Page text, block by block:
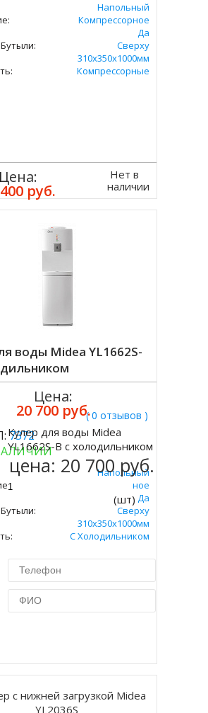
Напольный
Компрессорное
Да
Сверху
310х350х1000мм
Компрессорные
Цена:
руб.
Нет в
наличии
воды Midea YL1662S-
( 0 отзывов )
7372
Напольный
Компрессорное
Да
Сверху
310х350х1000мм
С Холодильником
Цена:
20 700 руб.
Кулер для воды Midea
YL1662S-B с холодильником
цена: 20 700 руб.
(шт)